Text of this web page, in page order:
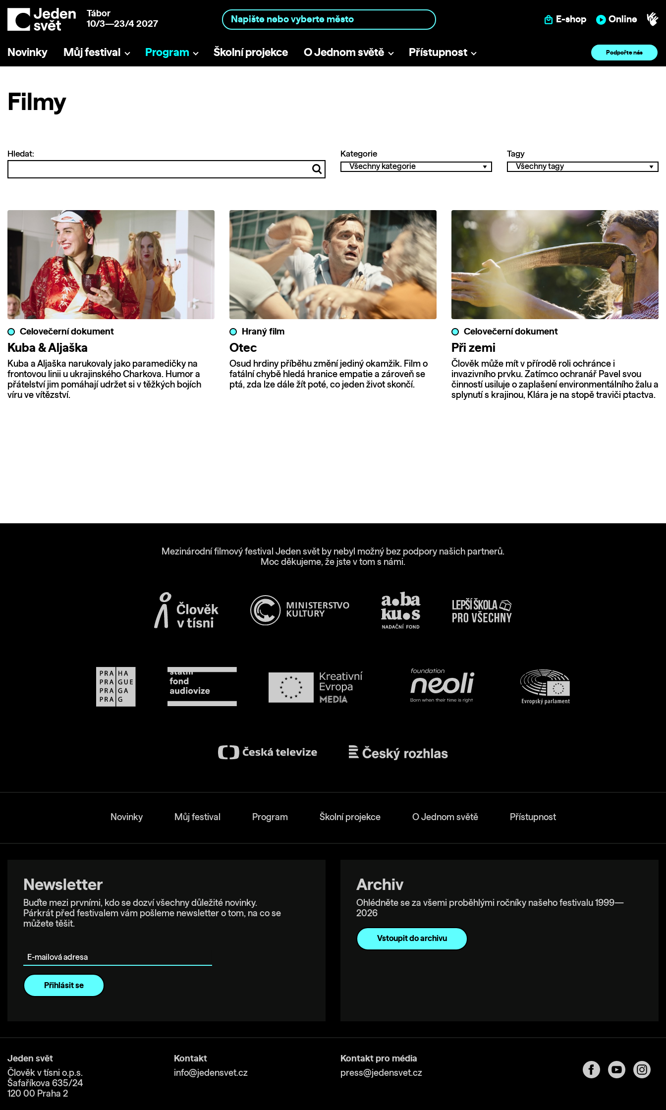
Tábor
10/3—23/4 2027
E-shop Online
Novinky Můj festival Program Školní projekce O Jednom světě Přístupnost Podpořte nás
Filmy
Hledat: Kategorie Tagy
Celovečerní dokument
Kuba & Aljaška
Kuba a Aljaška narukovaly jako paramedičky na
frontovou linii u ukrajinského Charkova. Humor a
přátelství jim pomáhají udržet si v těžkých bojích
víru ve vítězství.
Hraný film
Otec
Osud hrdiny příběhu změní jediný okamžik. Film o
fatální chybě hledá hranice empatie a zároveň se
ptá, zda lze dále žít poté, co jeden život skončí.
Celovečerní dokument
Při zemi
Člověk může mít v přírodě roli ochránce i
invazivního prvku. Zatímco ochranář Pavel svou
činností usiluje o zaplašení environmentálního žalu a
splynutí s krajinou, Klára je na stopě traviči ptactva.
Mezinárodní filmový festival Jeden svět by nebyl možný bez podpory našich partnerů.
Moc děkujeme, že jste v tom s námi.
Novinky Můj festival Program Školní projekce O Jednom světě Přístupnost
Newsletter
Buďte mezi prvními, kdo se dozví všechny důležité novinky.
Párkrát před festivalem vám pošleme newsletter o tom, na co se
můžete těšit.
Archiv
Ohlédněte se za všemi proběhlými ročníky našeho festivalu 1999—
2026
Vstoupit do archivu
Jeden svět
Člověk v tísni o.p.s.
Šafaříkova 635/24
120 00 Praha 2
Kontakt
info@jedensvet.cz
Kontakt pro média
press@jedensvet.cz